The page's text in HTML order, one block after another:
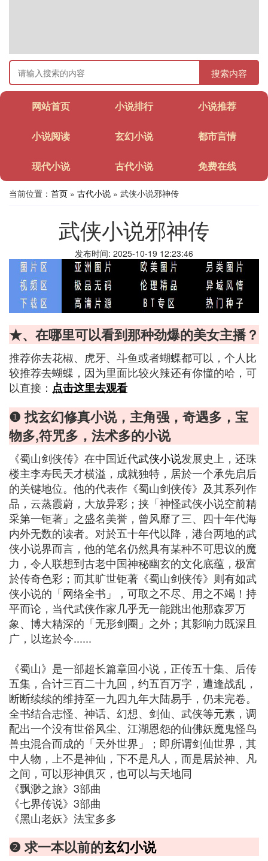
搜索内容
网站首页 小说排行 小说推荐
小说阅读 玄幻小说 都市言情
现代小说 古代小说 免费在线
当前位置： 首页 » 古代小说 » 武侠小说邪神传
武侠小说邪神传
发布时间: 2025-10-19 12:23:46
★、在哪里可以看到那种劲爆的美女主播？
推荐你去花椒、虎牙、斗鱼或者蝴蝶都可以，个人比
较推荐去蝴蝶，因为里面比较火辣还有你懂的哈，可
以直接： 点击这里去观看
❶ 找玄幻修真小说，主角强，奇遇多，宝
物多,符咒多，法术多的小说
《蜀山剑侠传》在中国近代武侠小说发展史上，还珠
楼主李寿民天才横溢，成就独特，居於一个承先启后
的关键地位。他的代表作《蜀山剑侠传》及其系列作
品，云蒸霞蔚，大放异彩；挟「神怪武侠小说空前精
采第一钜著」之盛名美誉，曾风靡了三、四十年代海
内外无数的读者。对於五十年代以降，港台两地的武
侠小说界而言，他的笔名仍然具有某种不可思议的魔
力，令人联想到古老中国神秘幽玄的文化底蕴，极富
於传奇色彩；而其旷世钜著《蜀山剑侠传》则有如武
侠小说的「网络全书」，可取之不尽、用之不竭！持
平而论，当代武侠作家几乎无一能跳出他那森罗万
象、博大精深的「无形剑圈」之外；其影响力既深且
广，以迄於今......
《蜀山》是一部超长篇章回小说，正传五十集、后传
五集，合计三百二十九回，约五百万字，遭逢战乱，
断断续续的维持至一九四九年大陆易手，仍未完卷。
全书结合志怪、神话、幻想、剑仙、武侠等元素，调
配出一个没有世俗风尘、江湖恩怨的仙佛妖魔鬼怪鸟
兽虫混合而成的「天外世界」；即所谓剑仙世界，其
中人物，上不是神仙，下不是凡人，而是居於神、凡
之间，可以形神俱灭，也可以与天地同
《飘渺之旅》3部曲
《七界传说》3部曲
《黑山老妖》法宝多多
❷ 求一本以前的玄幻小说